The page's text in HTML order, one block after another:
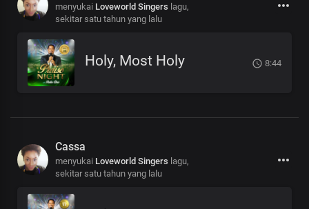
menyukai Loveworld Singers lagu,
sekitar satu tahun yang lalu
Holy, Most Holy 8:44
Cassa
menyukai Loveworld Singers lagu,
sekitar satu tahun yang lalu